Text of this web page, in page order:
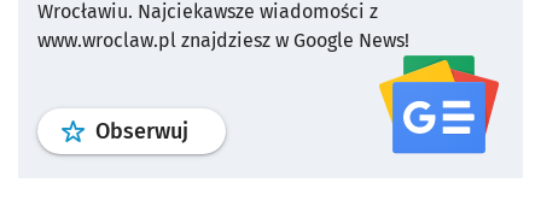
Wrocławiu. Najciekawsze wiadomości z
www.wroclaw.pl znajdziesz w Google News!
Obserwuj profil serwisu